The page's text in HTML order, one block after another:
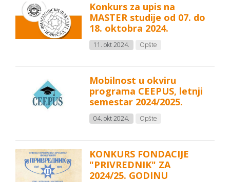
Konkurs za upis na
MASTER studije od 07. do
18. oktobra 2024.
11. okt 2024. Opšte
Mobilnost u okviru
programa CEEPUS, letnji
semestar 2024/2025.
04. okt 2024. Opšte
KONKURS FONDACIJE
"PRIVREDNIK" ZA
2024/25. GODINU